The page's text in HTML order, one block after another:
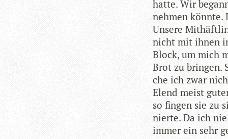
hatte. Wir
neh­men könnte.
Unsere
nicht mit ihnen
Block, um mich
Brot zu brin­gen.
che ich zwar
Elend meist
so fin­gen sie zu
nierte. Da ich
immer ein sehr